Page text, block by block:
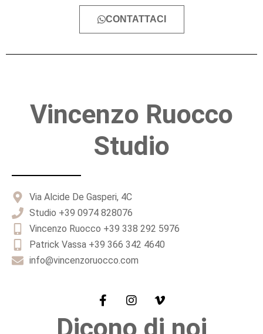
CONTATTACI
Vincenzo Ruocco
Studio
Via Alcide De Gasperi, 4C
Studio +39 0974 828076
Vincenzo Ruocco +39 338 292 5976
Patrick Vassa +39 366 342 4640
info@vincenzoruocco.com